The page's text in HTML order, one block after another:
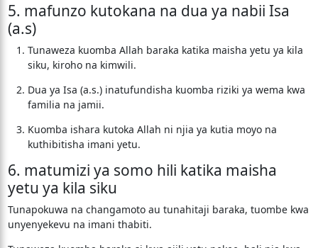
5. mafunzo kutokana na dua ya nabii Isa
(a.s)
Tunaweza kuomba Allah baraka katika maisha yetu ya kila
siku, kiroho na kimwili.
Dua ya Isa (a.s.) inatufundisha kuomba riziki ya wema kwa
familia na jamii.
Kuomba ishara kutoka Allah ni njia ya kutia moyo na
kuthibitisha imani yetu.
6. matumizi ya somo hili katika maisha
yetu ya kila siku
Tunapokuwa na changamoto au tunahitaji baraka, tuombe kwa
unyenyekevu na imani thabiti.